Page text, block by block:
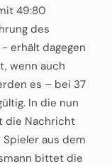
49:80
des
erhält dagegen
wenn auch
es – bei 37
In die nun
die Nachricht
aus dem
bittet die